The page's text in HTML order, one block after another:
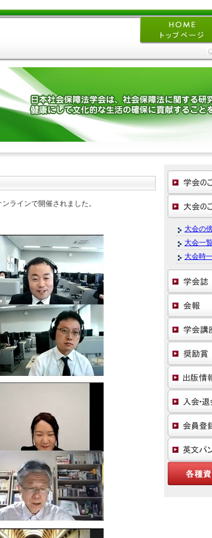
ラインで開催されました。
大会の
大会一
大会時